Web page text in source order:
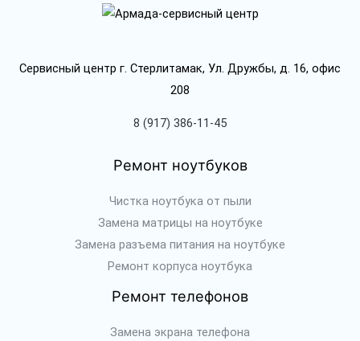
Сервисный центр г. Стерлитамак, Ул. Дружбы, д. 16, офис
208
8 (917) 386-11-45
Ремонт ноутбуков
Чистка ноутбука от пыли
Замена матрицы на ноутбуке
Замена разъема питания на ноутбуке
Ремонт корпуса ноутбука
Ремонт телефонов
Замена экрана телефона